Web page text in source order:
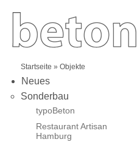
Startseite » Objekte
Neues
Sonderbau
typoBeton
Restaurant Artisan
Hamburg